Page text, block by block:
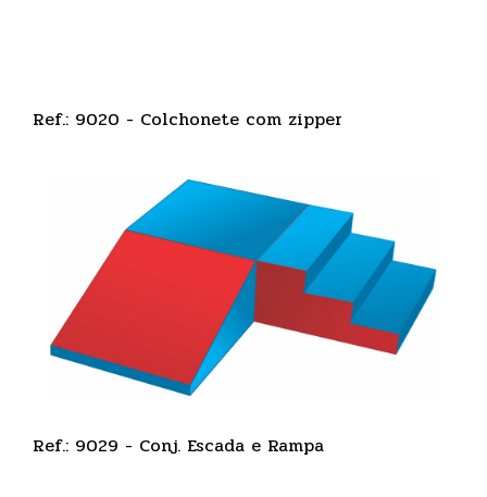
Ref.: 9020 - Colchonete com zipper
Ref.: 9029 - Conj. Escada e Rampa